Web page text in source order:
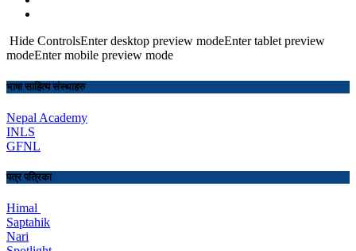
Hide ControlsEnter desktop preview modeEnter tablet preview
modeEnter mobile preview mode
भाषा साहित्य संस्थाहरु
Nepal Academy
INLS
GFNL
पत्र पत्रिका
Himal
Saptahik
Nari